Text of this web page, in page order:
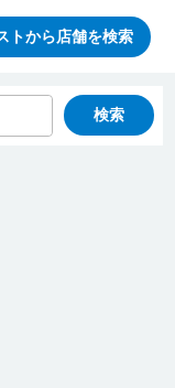
トから店舗を検索
検索